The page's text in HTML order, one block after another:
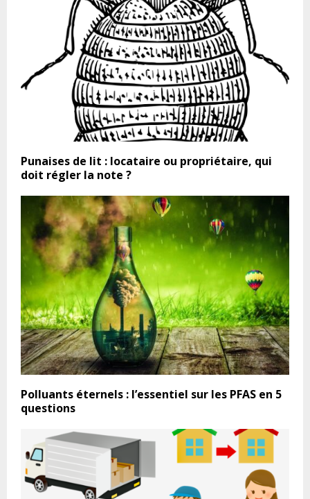
Punaises de lit : locataire ou propriétaire, qui
doit régler la note ?
Polluants éternels : l’essentiel sur les PFAS en 5
questions